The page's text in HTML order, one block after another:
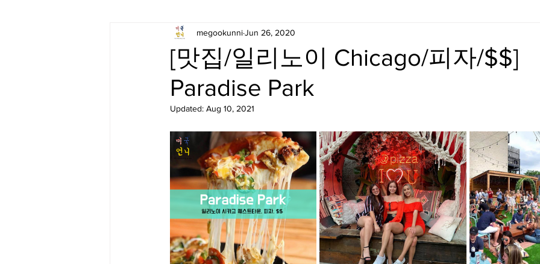
Arlington-맛집/여행지 Arlington-맛집/여행지
Badlands-맛집/여행지 Baltimore-맛집/여행지
Big Bend-맛집/여행지 Bloomfield-맛집/여행지 Bloomington-맛집/여행지 Boone-맛집/
Boston-맛집/여행지 Boulder City-맛집/여행지 Brawley-맛집/여행지 Bretton Woods-맛
Bronx-맛집/여행지 Bryce Canyon-맛집/여행지 Buena Park-맛집/여행지 Calipatria-맛
[맛집/일리노이 Chicago/피자/$$]
Paradise Park
megookunniJun 26, 2020
Updated: Aug 10, 2021